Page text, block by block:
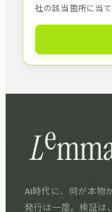
社の該当箇所に当て
AI時代に、何が本物
発行は一度。検証は